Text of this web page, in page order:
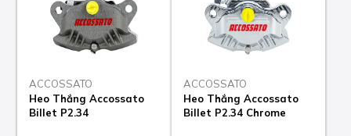
ACCOSSATO
Heo Thắng Accossato
Billet P2.34
ACCOSSATO
Heo Thắng Accossato
Billet P2.34 Chrome